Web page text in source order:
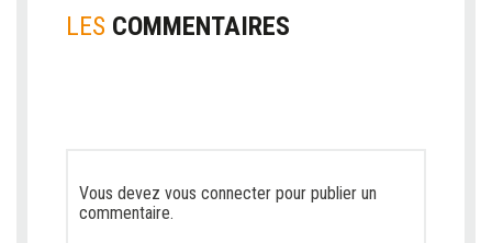
LES COMMENTAIRES
Vous devez vous connecter pour publier un
commentaire.